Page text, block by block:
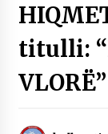
Gazeta Kallarati
07/07/2026
SI U ARRIT TË
“JANINËS Ç’I
titulli:
VLORË”